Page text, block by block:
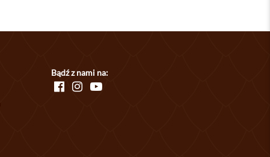
Bądź z nami na: